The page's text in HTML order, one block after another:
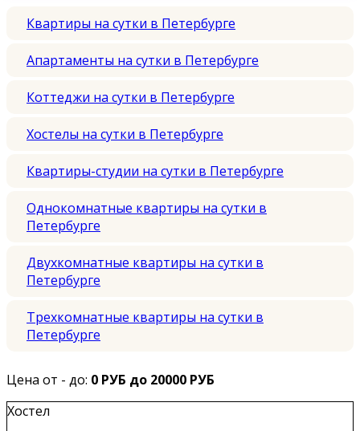
Квартиры на сутки в Петербурге
Апартаменты на сутки в Петербурге
Коттеджи на сутки в Петербурге
Хостелы на сутки в Петербурге
Квартиры-студии на сутки в Петербурге
Однокомнатные квартиры на сутки в
Петербурге
Двухкомнатные квартиры на сутки в
Петербурге
Трехкомнатные квартиры на сутки в
Петербурге
Цена от - до: 0 РУБ до 20000 РУБ
Хостел